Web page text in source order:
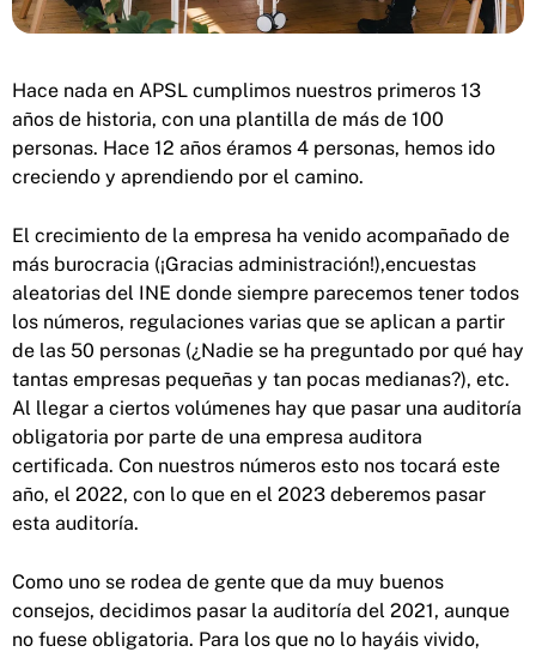
Hace nada en APSL cumplimos nuestros primeros 13
años de historia, con una plantilla de más de 100
personas. Hace 12 años éramos 4 personas, hemos ido
creciendo y aprendiendo por el camino.
El crecimiento de la empresa ha venido acompañado de
más burocracia (¡Gracias administración!),encuestas
aleatorias del INE donde siempre parecemos tener todos
los números, regulaciones varias que se aplican a partir
de las 50 personas (¿Nadie se ha preguntado por qué hay
tantas empresas pequeñas y tan pocas medianas?), etc.
Al llegar a ciertos volúmenes hay que pasar una auditoría
obligatoria por parte de una empresa auditora
certificada. Con nuestros números esto nos tocará este
año, el 2022, con lo que en el 2023 deberemos pasar
esta auditoría.
Como uno se rodea de gente que da muy buenos
consejos, decidimos pasar la auditoría del 2021, aunque
no fuese obligatoria. Para los que no lo hayáis vivido,